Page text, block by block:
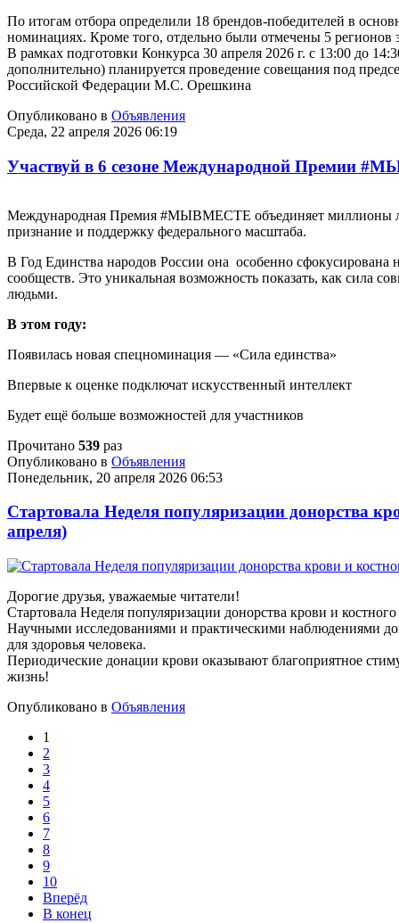
По итогам отбора определили 18 брендов-победителей в
номинациях. Кроме того, отдельно были отмечены 5
В рамках подготовки Конкурса 30 апреля 2026 г. с 13:00 до
дополнительно) планируется проведение совещания под
Российской Федерации М.С. Орешкина
Опубликовано в Объявления
Среда, 22 апреля 2026 06:19
Участвуй в 6 сезоне Международной Премии
Международная Премия #МЫВМЕСТЕ объединяет миллионы
признание и поддержку федерального масштаба.
В Год Единства народов России она особенно
сообществ. Это уникальная возможность показать, как сила
людьми.
В этом году:
Появилась новая спецноминация — «Сила единства»
Впервые к оценке подключат искусственный интеллект
Будет ещё больше возможностей для участников
Прочитано 539 раз
Опубликовано в Объявления
Понедельник, 20 апреля 2026 06:53
Стартовала Неделя популяризации донорства
апреля)
Дорогие друзья, уважаемые читатели!
Стартовала Неделя популяризации донорства крови и
Научными исследованиями и практическими наблюдениями
для здоровья человека.
Периодические донации крови оказывают благоприятное
жизнь!
Опубликовано в Объявления
1
2
3
4
5
6
7
8
9
10
Вперёд
В конец